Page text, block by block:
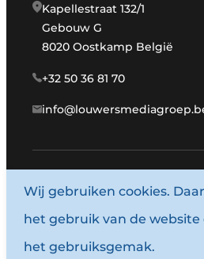
Kapellestraat 132/1
Gebouw G
8020 Oostkamp België
+32 50 36 81 70
© 1987 - 2026
Algemene
Wij gebruiken cookies.
het gebruik van de
het gebruiksgemak.